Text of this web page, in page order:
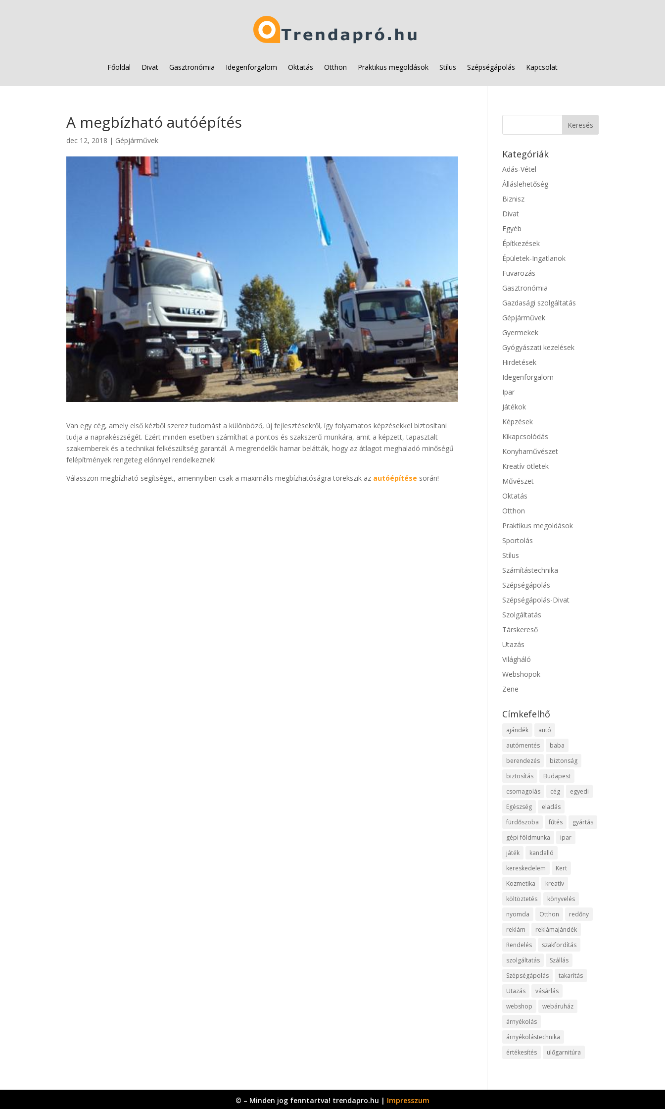
Főoldal Divat Gasztronómia Idegenforgalom Oktatás Otthon Praktikus megoldások Stílus Szépségápolás Kapcsolat
A megbízható autóépítés
dec 12, 2018 | Gépjárművek
Van egy cég, amely első kézből szerez tudomást a különböző, új fejlesztésekről, így folyamatos képzésekkel biztosítani
tudja a naprakészségét. Ezért minden esetben számíthat a pontos és szakszerű munkára, amit a képzett, tapasztalt
szakemberek és a technikai felkészültség garantál. A megrendelők hamar belátták, hogy az átlagot meghaladó minőségű
felépítmények rengeteg előnnyel rendelkeznek!
Válasszon megbízható segítséget, amennyiben csak a maximális megbízhatóságra törekszik az autóépítése során!
Kategóriák
Adás-Vétel
Álláslehetőség
Biznisz
Divat
Egyéb
Építkezések
Épületek-Ingatlanok
Fuvarozás
Gasztronómia
Gazdasági szolgáltatás
Gépjárművek
Gyermekek
Gyógyászati kezelések
Hirdetések
Idegenforgalom
Ipar
Játékok
Képzések
Kikapcsolódás
Konyhaművészet
Kreatív ötletek
Művészet
Oktatás
Otthon
Praktikus megoldások
Sportolás
Stílus
Számítástechnika
Szépségápolás
Szépségápolás-Divat
Szolgáltatás
Társkereső
Utazás
Világháló
Webshopok
Zene
Címkefelhő
ajándék
autó
autómentés
baba
berendezés
biztonság
biztosítás
Budapest
csomagolás
cég
egyedi
Egészség
eladás
fürdőszoba
fűtés
gyártás
gépi földmunka
ipar
játék
kandalló
kereskedelem
Kert
Kozmetika
kreatív
költöztetés
könyvelés
nyomda
Otthon
redőny
reklám
reklámajándék
Rendelés
szakfordítás
szolgáltatás
Szállás
Szépségápolás
takarítás
Utazás
vásárlás
webshop
webáruház
árnyékolás
árnyékolástechnika
értékesítés
ülőgarnitúra
© – Minden jog fenntartva! trendapro.hu | Impresszum